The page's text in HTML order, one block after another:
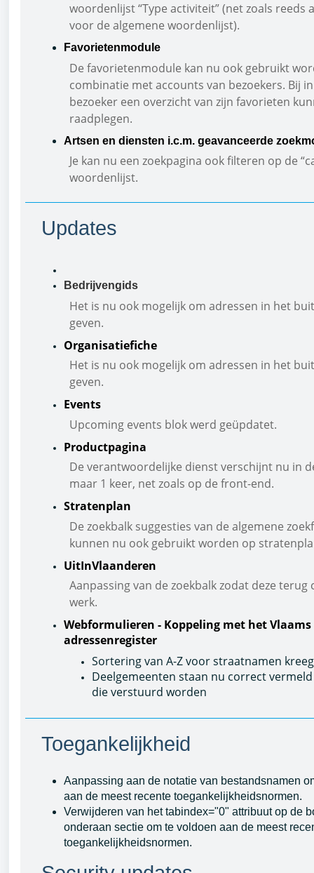
woordenlijst “Type activiteit” (net zoals reeds
voor de algemene woordenlijst).
Favorietenmodule
De favorietenmodule kan nu ook gebruikt
combinatie met accounts van bezoekers. Bij
bezoeker een overzicht van zijn favorieten
raadplegen.
Artsen en diensten i.c.m. geavanceerde
Je kan nu een zoekpagina ook filteren op de
woordenlijst.
Updates
Bedrijvengids
Het is nu ook mogelijk om adressen in het
geven.
Organisatiefiche
Het is nu ook mogelijk om adressen in het
geven.
Events
Upcoming events blok werd geüpdatet.
Productpagina
De verantwoordelijke dienst verschijnt nu in
maar 1 keer, net zoals op de front-end.
Stratenplan
De zoekbalk suggesties van de algemene
kunnen nu ook gebruikt worden op
UitInVlaanderen
Aanpassing van de zoekbalk zodat deze terug
werk.
Webformulieren - Koppeling met het Vlaams
adressenregister
Sortering van A-Z voor straatnamen
Deelgemeenten staan nu correct
die verstuurd worden
Toegankelijkheid
Aanpassing aan de notatie van bestandsnamen
aan de meest recente toegankelijkheidsnormen.
Verwijderen van het tabindex="0" attribuut op de
onderaan sectie om te voldoen aan de meest
toegankelijkheidsnormen.